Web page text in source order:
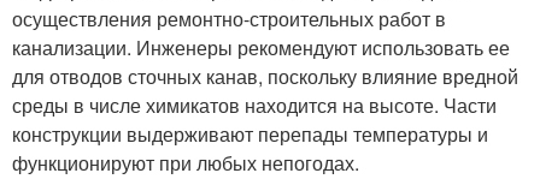
осуществления ремонтно-строительных работ в
канализации. Инженеры рекомендуют использовать ее
для отводов сточных канав, поскольку влияние вредной
среды в числе химикатов находится на высоте. Части
конструкции выдерживают перепады температуры и
функционируют при любых непогодах.